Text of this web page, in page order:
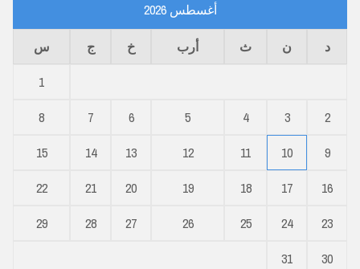
أغسطس 2026
د ن ث أرب خ ج
س
1
2
3
4
5
6
7
8
9
10
11
12
13
14
15
16
17
18
19
20
21
22
23
24
25
26
27
28
29
30
31